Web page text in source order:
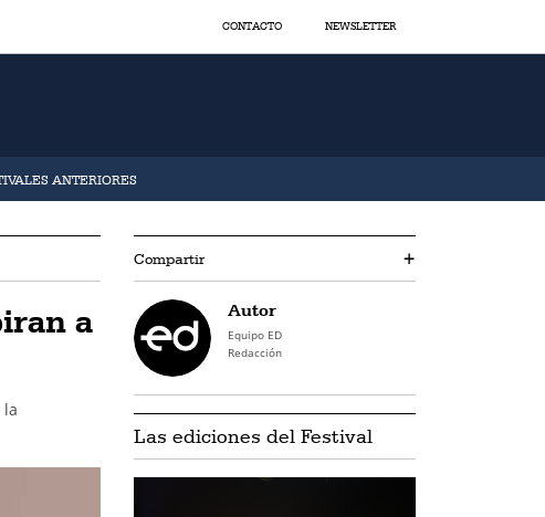
CONTACTO NEWSLETTER
ANTERIORES
a
la
Compartir +
Autor
Equipo ED
Redacción
Las ediciones del Festival